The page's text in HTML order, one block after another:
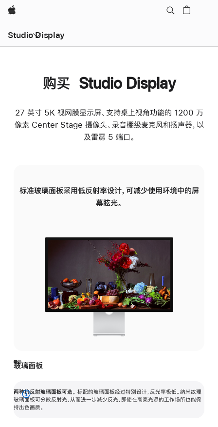
Apple
Studio Display
购买 Studio Display
27 英寸 5K 视网膜显示屏、支持桌上视角功能的 1200 万
像素 Center Stage 摄像头、录音棚级麦克风和扬声器，以
及雷雳 5 端口。
标准玻璃面板采用低反射率设计，可减少使用环境中的屏
幕眩光。
玻璃面板
两种抗反射玻璃面板可选。 标配的玻璃面板经过特别设计，反光率极低。纳米纹理
玻璃面板可分散反射光，从而进一步减少反光，即使在高亮光源的工作场所也能保
持出色画质。
展
开